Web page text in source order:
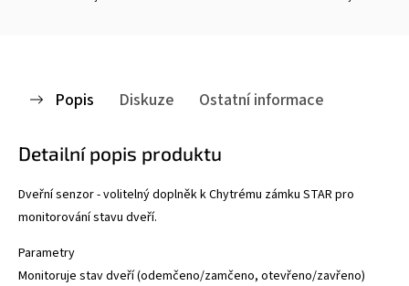
Popis Diskuze Ostatní informace
Detailní popis produktu
Dveřní senzor - volitelný doplněk k Chytrému zámku STAR pro
monitorování stavu dveří.
Parametry
Monitoruje stav dveří (odemčeno/zamčeno, otevřeno/zavřeno)